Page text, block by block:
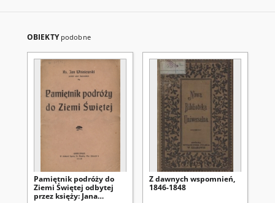
OBIEKTY podobne
Pamiętnik podróży do
Ziemi Świętej odbytej
przez księży: Jana
Z dawnych wspomnień,
1846-1848